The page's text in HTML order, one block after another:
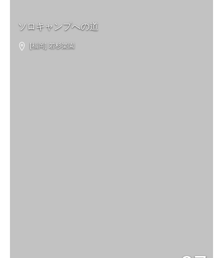
ソロキャンプへの道
[福岡] 若杉楽園